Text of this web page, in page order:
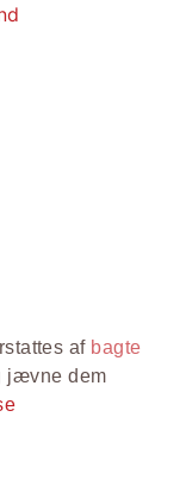
af bagte
jævne dem